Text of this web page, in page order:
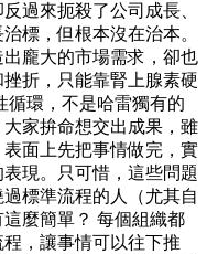
過來扼殺了公司成長、
標，但根本沒在治本。
龐大的市場需求，卻也
折，只能靠腎上腺素硬
循環，不是哈雷獨有的
家拚命想交出成果，雖
面上先把事情做完，實
現。只可惜，這些問題
標準流程的人（尤其自
麼簡單？ 每個組織都
，讓事情可以往下推